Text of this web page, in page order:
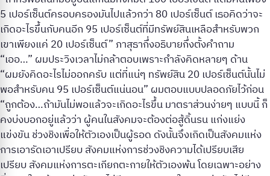
5 เปอร์เซ็นต์ครอบครองมันไปแล้วกว่า 80 เปอร์เซ็นต์ เธอคิดว่าจะ
เกิดอะไรขึ้นกับคนอีก 95 เปอร์เซ็นต์ที่มีทรัพย์สินเหลือสำหรับพวก
เขาเพียงแค่ 20 เปอร์เซ็นต์” ภาสุธากึ่งอธิบายกึ่งตั้งคำถาม
“เออ…” ผมประวิงเวลาไม่กล้าตอบเพราะกำลังคิดหลายๆ ด้าน
“ผมยังคิดอะไรไม่ออกครับ แต่ที่แน่ๆ ทรัพย์สิน 20 เปอร์เซ็นต์นั้นไม่
พอสำหรับคน 95 เปอร์เซ็นต์แน่นอน” ผมตอบแบบปลอดภัยไว้ก่อน
“ถูกต้อง…ถ้ามันไม่พอแล้วจะเกิดอะไรขึ้น มาตราส่วนง่ายๆ แบบนี้ ก็
คงบ่งบอกอยู่แล้วว่า ผู้คนในสังคมจะต้องต่อสู้ดิ้นรน แก่งแย่ง
แข่งขัน ช่วงชิงเพื่อให้ตัวเองเป็นผู้รอด ดังนั้นจึงเกิดเป็นสังคมแห่ง
การเอารัดเอาเปรียบ สังคมแห่งการช่วงชิงความได้เปรียบเสีย
เปรียบ สังคมแห่งการตะเกียกตะกายให้ตัวเองพ้น โดยเฉพาะอย่าง